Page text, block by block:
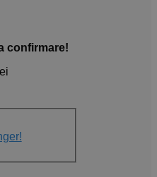
confirmare!